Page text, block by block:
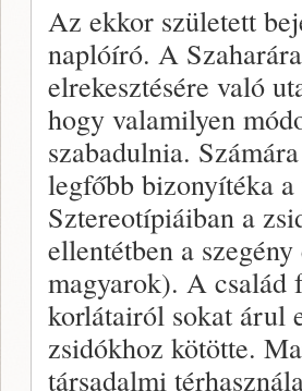
Az ekkor született
naplóíró. A
elrekesztésére való
hogy valamilyen
szabadulnia.
legfőbb bizonyítéka a
Sztereotípiáiban a
ellentétben a
magyarok). A család
korlátairól sokat árul
zsidókhoz kötötte.
társadalmi